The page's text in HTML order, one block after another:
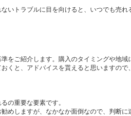
いトラブルに目を向けると、いつでも売れ
をご紹介します。購入のタイミングや地
くと、アドバイスを貰えると思いますので
の重要な要素です。
めしますが、なかなか面倒なので、判断